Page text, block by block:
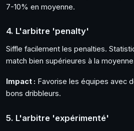
7-10% en moyenne.
4. L'arbitre 'penalty'
Siffle facilement les penalties.
match bien supérieures à la
Impact : Favorise les équipes avec
bons dribbleurs.
5. L'arbitre 'expérimenté'